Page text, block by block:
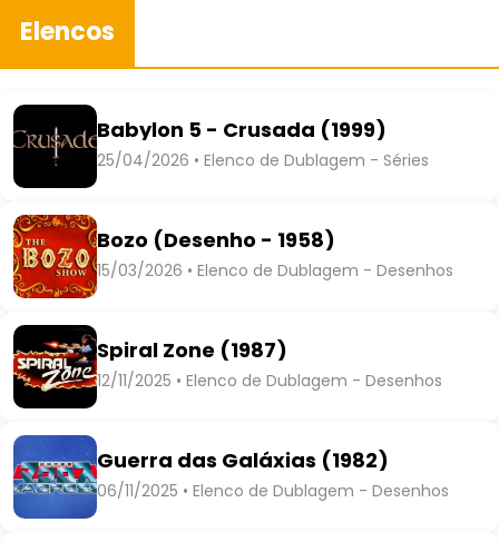
Elencos
Babylon 5 - Crusada (1999)
25/04/2026 • Elenco de Dublagem - Séries
Bozo (Desenho - 1958)
15/03/2026 • Elenco de Dublagem - Desenhos
Spiral Zone (1987)
12/11/2025 • Elenco de Dublagem - Desenhos
Guerra das Galáxias (1982)
06/11/2025 • Elenco de Dublagem - Desenhos